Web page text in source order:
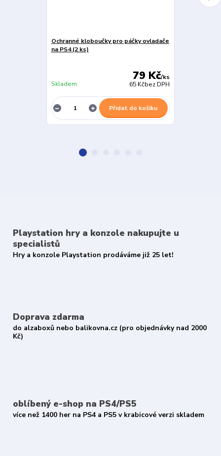
Ochranné kloboučky pro páčky ovladače
na PS4 (2 ks)
79 Kč/ks
65 Kčbez DPH
Skladem
Přidat do košíku
Playstation hry a konzole nakupujte u
specialistů
Hry a konzole Playstation prodáváme již 25 let!
Doprava zdarma
do alzaboxů nebo balikovna.cz (pro objednávky nad 2000
Kč)
oblíbený e-shop na PS4/PS5
více než 1400 her na PS4 a PS5 v krabicové verzi skladem